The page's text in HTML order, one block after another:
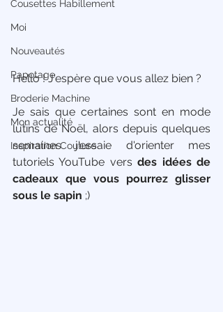
Cousettes Habillement
Moi
Nouveautés
Papotage
Broderie Machine
Mon actualité
Inspiration Couture
Hello ! J'espère que vous allez bien ?
Je sais que certaines sont en mode
lutins de Noël, alors depuis quelques
semaines j'essaie d'orienter mes
tutoriels YouTube vers des idées de
cadeaux que vous pourrez glisser
sous le sapin ;)